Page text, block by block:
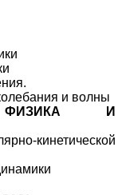
и волны
ФИЗИКА И
кинетической